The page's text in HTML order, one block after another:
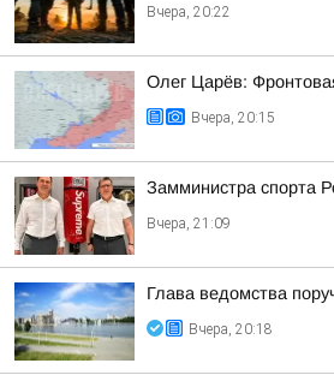
Вчера, 20:22
Олег Царёв:
Вчера, 20:15
Замминистра спорта
Вчера, 21:09
Глава ведомства
Вчера, 20:18